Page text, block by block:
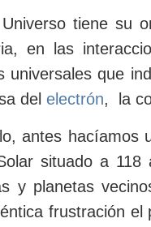
tiene su
en las
universales que
del electrón, la
antes hacíamos
situado a 118
y planetas
frustración